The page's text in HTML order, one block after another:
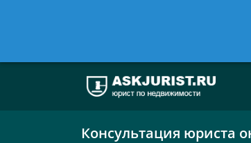
7
Консультация юриста